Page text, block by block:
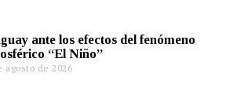
ante los efectos del fenómeno
“El Niño”
agosto de 2026